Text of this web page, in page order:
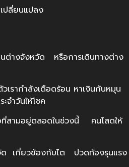
ปลี่ยนแปลง
งจังหวัด หรือการเดินทางต่าง
ากำลังเดือดร้อน หาเงินกันหมุน
จำวันให้โชค
สามอยู่ตลอดในช่วงนี้ คนโสดให้
เกี่ยวข้องกับไต ปวดท้องรุนแรง